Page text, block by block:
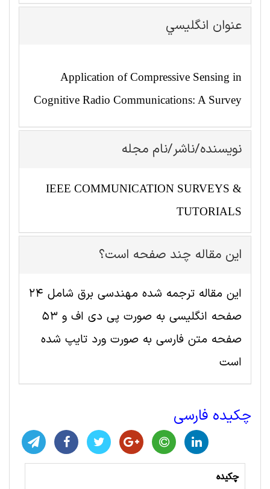
عنوان انگليسي
Application of Compressive Sensing in
Cognitive Radio Communications: A Survey
نویسنده/ناشر/نام مجله
IEEE COMMUNICATION SURVEYS &
TUTORIALS
این مقاله چند صفحه است؟
این مقاله ترجمه شده مهندسی برق شامل 24
صفحه انگلیسی به صورت پی دی اف و 53
صفحه متن فارسی به صورت ورد تایپ شده
است
چکیده فارسی
چکیده